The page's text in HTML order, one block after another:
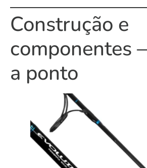
Construção e
componentes
a ponto